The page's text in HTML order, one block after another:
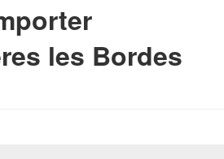
les Bordes